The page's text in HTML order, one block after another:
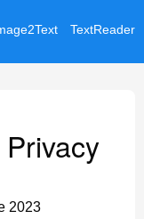
TextReader
2023